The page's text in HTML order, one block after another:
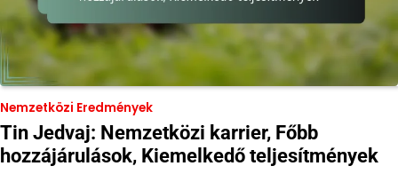
Nemzetközi Eredmények
Tin Jedvaj: Nemzetközi karrier, Főbb
hozzájárulások, Kiemelkedő teljesítmények